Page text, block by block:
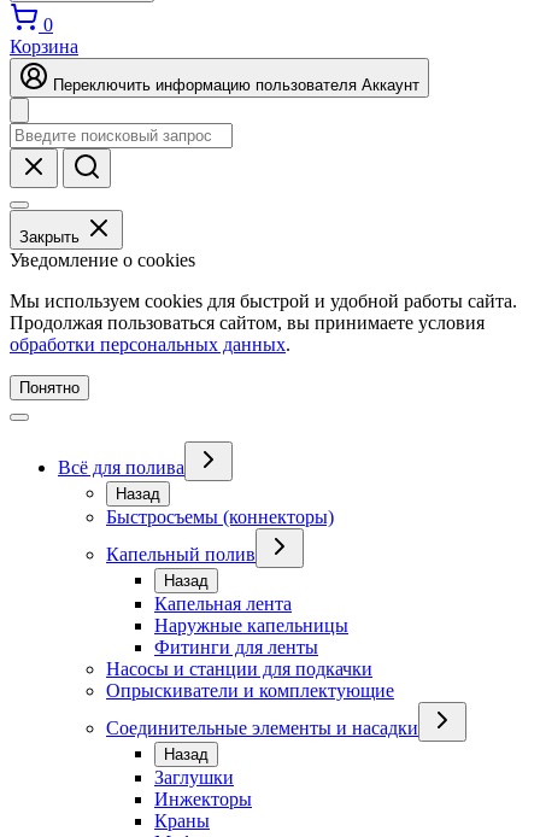
0
Корзина
Переключить информацию пользователя Аккаунт
Закрыть
Уведомление о cookies
Мы используем cookies для быстрой и удобной работы сайта.
Продолжая пользоваться сайтом, вы принимаете условия
обработки персональных данных.
Понятно
Всё для полива
Назад
Быстросъемы (коннекторы)
Капельный полив
Назад
Капельная лента
Наружные капельницы
Фитинги для ленты
Насосы и станции для подкачки
Опрыскиватели и комплектующие
Соединительные элементы и насадки
Назад
Заглушки
Инжекторы
Краны